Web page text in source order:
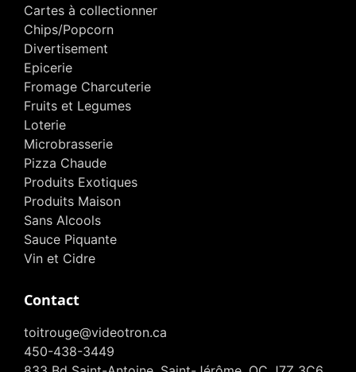
Cartes à collectionner
Chips/Popcorn
Divertisement
Epicerie
Fromage Charcuterie
Fruits et Legumes
Loterie
Microbrasserie
Pizza Chaude
Produits Exotiques
Produits Maison
Sans Alcools
Sauce Piquante
Vin et Cidre
Contact
toitrouge@videotron.ca
450-438-3449